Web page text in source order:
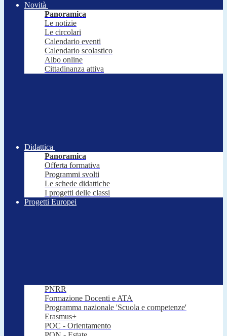
Novità
Panoramica
Le notizie
Le circolari
Calendario eventi
Calendario scolastico
Albo online
Cittadinanza attiva
Didattica
Panoramica
Offerta formativa
Programmi svolti
Le schede didattiche
I progetti delle classi
Progetti Europei
PNRR
Formazione Docenti e ATA
Programma nazionale 'Scuola e competenze'
Erasmus+
POC - Orientamento